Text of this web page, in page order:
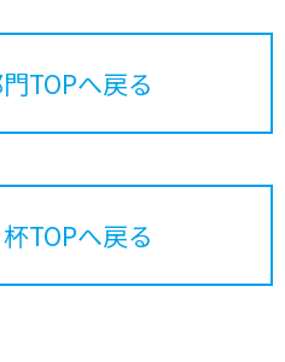
TOPへ戻る
TOPへ戻る